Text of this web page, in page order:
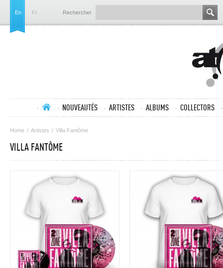
En Fr Rechercher
NOUVEAUTÉS ARTISTES ALBUMS COLLECTORS
Home / Artistes / Villa Fantôme
VILLA FANTÔME